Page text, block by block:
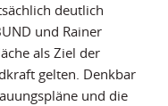
deutlich
und Rainer
als Ziel der
gelten. Denkbar
und die